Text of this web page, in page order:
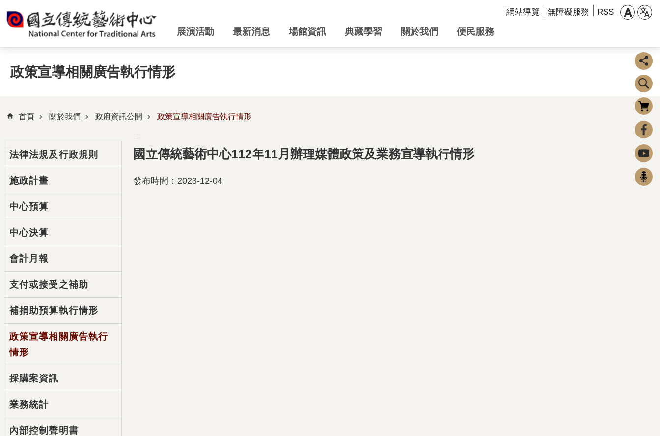
跳到主要內容區塊 :::網站導覽 無障礙服務 RSS
展演活動 最新消息 場館資訊 典藏學習 關於我們 便民服務
政策宣導相關廣告執行情形
首頁 關於我們 政府資訊公開 政策宣導相關廣告執行情形
:::法律法規及行政規則
施政計畫
中心預算
中心決算
會計月報
支付或接受之補助
補捐助預算執行情形
政策宣導相關廣告執行
情形
採購案資訊
業務統計
內部控制聲明書
國立傳統藝術中心112年11月辦理媒體政策及業務宣導執行情形
發布時間：2023-12-04